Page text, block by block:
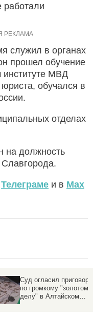
работали
служил в органах
прошел обучение
институте МВД
обучался в
отделах
на должность
Телеграме и в Max
Суд огласил приговоры
по громкому "золотому
делу" в Алтайском